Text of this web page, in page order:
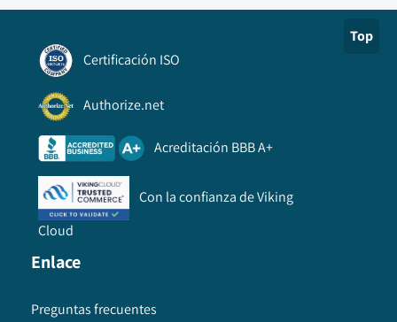
Top
Certificación ISO
Authorize.net
Acreditación BBB A+
Con la confianza de Viking
Cloud
Enlace
Preguntas frecuentes